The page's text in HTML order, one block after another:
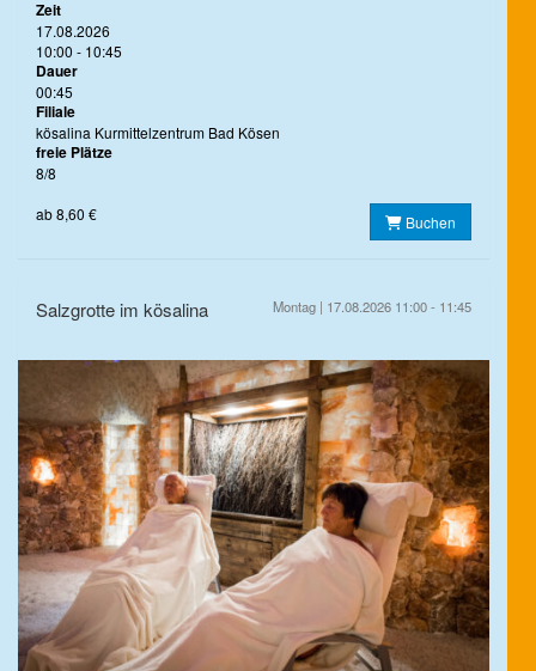
Zeit
17.08.2026
10:00 - 10:45
Dauer
00:45
Filiale
kösalina Kurmittelzentrum Bad Kösen
freie Plätze
8/8
ab 8,60 €
Buchen
Salzgrotte im kösalina Montag | 17.08.2026 11:00 - 11:45